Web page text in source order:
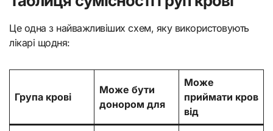
Це одна з найважливіших схем, яку використовують
лікарі щодня:
Група крові
Може бути
донором для
Може
приймати кров
від